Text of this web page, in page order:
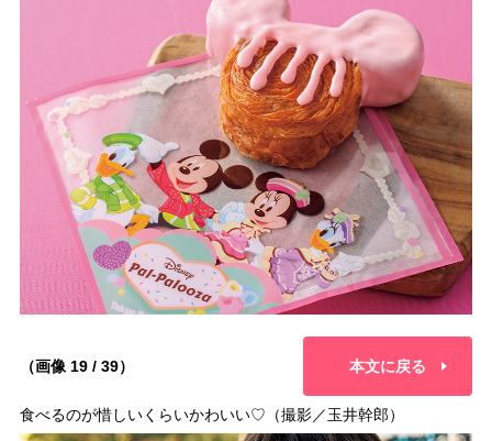
（画像 19 / 39） 本文に戻る
食べるのが惜しいくらいかわいい♡（撮影／玉井幹郎）